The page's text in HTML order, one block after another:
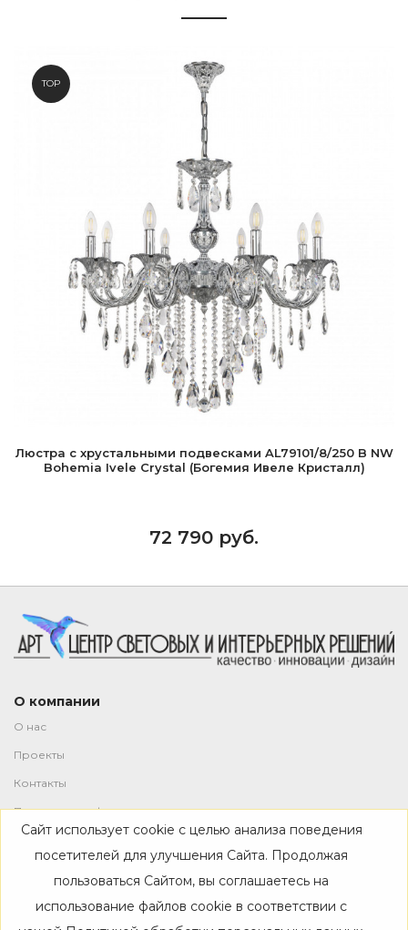
TOP
Люстра с хрустальными подвесками AL79101/8/250 B NW
Bohemia Ivele Crystal (Богемия Ивеле Кристалл)
72 790 руб.
О компании
О нас
Проекты
Контакты
Политика конфиденциальности
Магазин
Каталог
Дизайнерам
Сайт использует cookie с целью анализа поведения
посетителей для улучшения Сайта. Продолжая
пользоваться Сайтом, вы соглашаетесь на
использование файлов cookie в соответствии с